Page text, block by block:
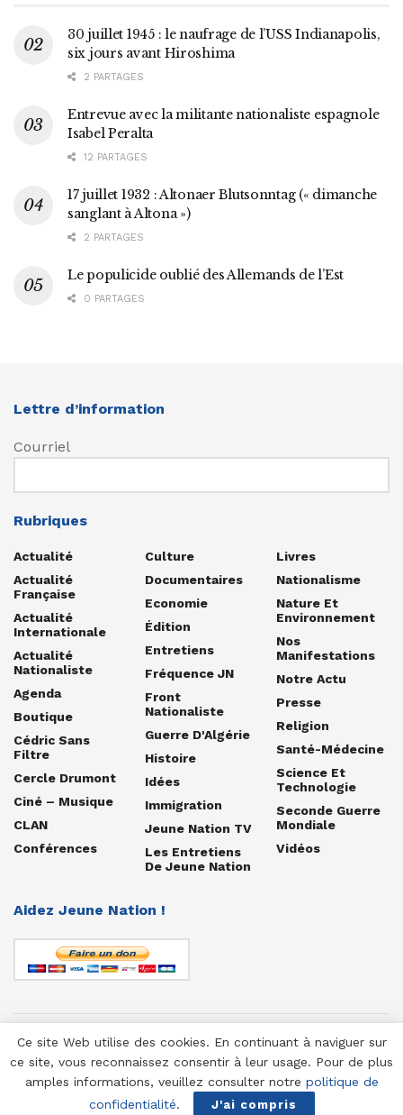
30 juillet 1945 : le naufrage de l’USS Indianapolis,
six jours avant Hiroshima
2 PARTAGES
Entrevue avec la militante nationaliste espagnole
Isabel Peralta
12 PARTAGES
17 juillet 1932 : Altonaer Blutsonntag (« dimanche
sanglant à Altona »)
2 PARTAGES
Le populicide oublié des Allemands de l’Est
0 PARTAGES
Lettre d’information
Courriel
Rubriques
Actualité
Actualité
Française
Actualité
Internationale
Actualité
Nationaliste
Agenda
Boutique
Cédric Sans
Filtre
Cercle Drumont
Ciné – Musique
CLAN
Conférences
Culture
Documentaires
Economie
Édition
Entretiens
Fréquence JN
Front
Nationaliste
Guerre D'Algérie
Histoire
Idées
Immigration
Jeune Nation TV
Les Entretiens
De Jeune Nation
Livres
Nationalisme
Nature Et
Environnement
Nos
Manifestations
Notre Actu
Presse
Religion
Santé-Médecine
Science Et
Technologie
Seconde Guerre
Mondiale
Vidéos
Aidez Jeune Nation !
© 1958-2025 Jeune Nation
Ce site Web utilise des cookies. En continuant à naviguer sur
ce site, vous reconnaissez consentir à leur usage. Pour de plus
amples informations, veuillez consulter notre politique de
confidentialité. J'ai compris